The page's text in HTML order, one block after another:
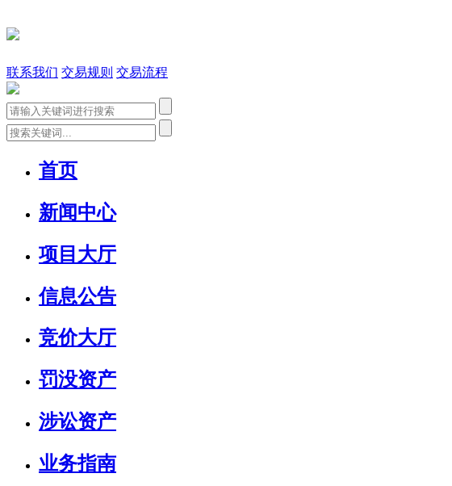
联系我们 交易规则 交易流程
首页
新闻中心
项目大厅
信息公告
竞价大厅
罚没资产
涉讼资产
业务指南